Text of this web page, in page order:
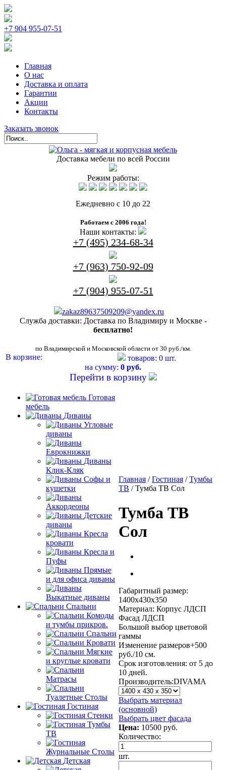
+7 904 955-07-51
Главная
О нас
Доставка и оплата
Гарантии
Акции
Контакты
Заказать звонок
Доставка мебели по всей России
Режим работы:
Ежедневно с 10 до 22
Работаем с 2006 года!
Наши контакты:
+7 (495) 234-68-34
+7 (963) 750-92-09
+7 (904) 955-07-51
zakaz89637509209@yandex.ru
Служба доставки: Доставка по Владимиру и Москве -
бесплатно!
по Владимирской и Московской области от 30 руб./км.
В корзине:
товаров: 0 шт.
на сумму: 0 руб.
Перейти в корзину
Готовая
мебель
Диваны
Угловые
диваны
Еврокнижки
Диваны
Клик-Кляк
Софы и
кушетки
Аккордеоны
Детские
диваны
Кресла
кровати
Кресла и
Пуфы
Прямые
и для офиса диваны
Выкатные диваны
Спальни
Комоды
и тумбы прикров.
Спальни
Кровати
Мягкие
и круглые кровати
Матрасы
Туалетные Столы
Гостиная
Стенки
Тумбы
ТВ
Журнальные Столы
Детская
Главная /Гостиная /Тумбы
ТВ / Тумба ТВ Сол
Тумба ТВ
Сол
Габаритный размер:
1400х430х350
Материал: Корпус ЛДСП
Фасад ЛДСП
Большой выбор цветовой
гаммы
Изменение размеров+500
руб./10 см.
Срок изготовления: от 5 до
10 дней.
Производитель:DIVAMA
Выбрать материал
(основной)
Выбрать цвет фасада
Цена: 10500 руб.
Количество:
шт.